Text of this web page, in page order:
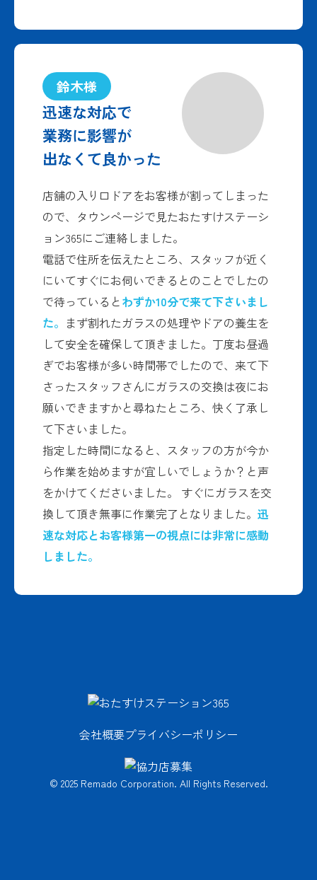
鈴木様
迅速な対応で
業務に影響が
出なくて良かった
店舗の入り口ドアをお客様が割ってしまった
ので、タウンページで見たおたすけステーシ
ョン365にご連絡しました。
電話で住所を伝えたところ、スタッフが近く
にいてすぐにお伺いできるとのことでしたの
で待っているとわずか10分で来て下さいまし
た。 まず割れたガラスの処理やドアの養生を
して安全を確保して頂きました。丁度お昼過
ぎでお客様が多い時間帯でしたので、来て下
さったスタッフさんにガラスの交換は夜にお
願いできますかと尋ねたところ、快く了承し
て下さいました。
指定した時間になると、スタッフの方が今か
ら作業を始めますが宜しいでしょうか？と声
をかけてくださいました。 すぐにガラスを交
換して頂き無事に作業完了となりました。 迅
速な対応とお客様第一の視点には非常に感動
しました。
会社概要プライバシーポリシー
© 2025 Remado Corporation. All Rights Reserved.